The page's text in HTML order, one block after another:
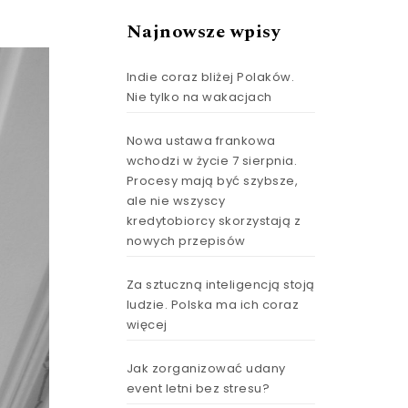
Najnowsze wpisy
Indie coraz bliżej Polaków.
Nie tylko na wakacjach
Nowa ustawa frankowa
wchodzi w życie 7 sierpnia.
Procesy mają być szybsze,
ale nie wszyscy
kredytobiorcy skorzystają z
nowych przepisów
Za sztuczną inteligencją stoją
ludzie. Polska ma ich coraz
więcej
Jak zorganizować udany
event letni bez stresu?